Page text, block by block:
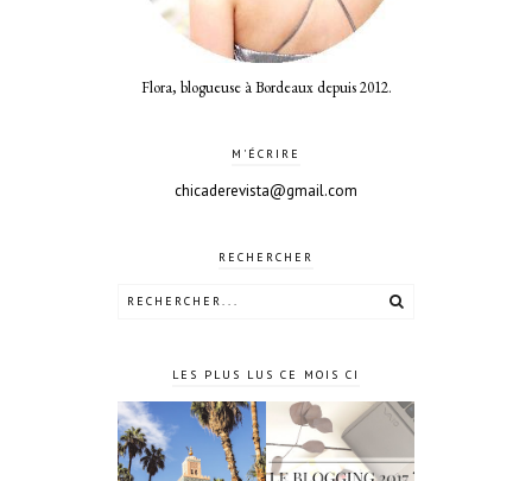
Flora, blogueuse à Bordeaux depuis 2012.
M'ÉCRIRE
chicaderevista@gmail.com
RECHERCHER
LES PLUS LUS CE MOIS CI
4 jours à
Le blogging